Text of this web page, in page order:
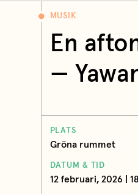
MUSIK
En
—
PLATS
Gröna rummet
DATUM & TID
12 februari, 2026 |